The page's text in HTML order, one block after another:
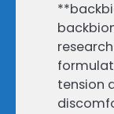
tension